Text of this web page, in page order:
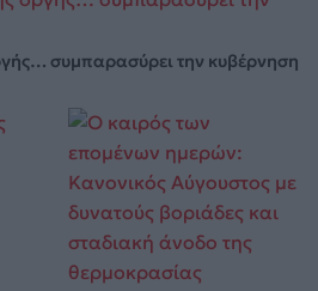
συμπαρασύρει την κυβέρνηση